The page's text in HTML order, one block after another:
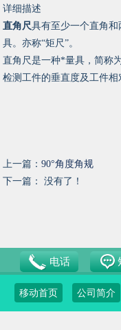
详细描述
直角尺具有至少一个直角
具。亦称“矩尺”。
直角尺是一种*量具，简称
检测工件的垂直度及工件相
上一篇：90°角度角规
下一篇： 没有了！
电话
移动首页 公司简介